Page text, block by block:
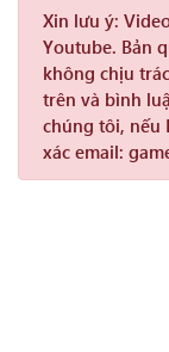
Xin lưu ý:
Youtube. Bản
không chịu
trên và bình
chúng tôi, nếu
xác email: